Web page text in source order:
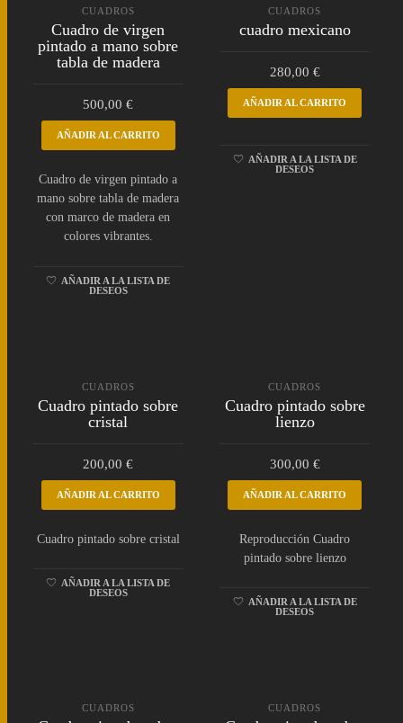
CUADROS
Cuadro de virgen
pintado a mano sobre
tabla de madera
500,00€
AÑADIR AL CARRITO
Cuadro de virgen pintado a
mano sobre tabla de madera
con marco de madera en
colores vibrantes.
AÑADIR A LA LISTA DE
DESEOS
CUADROS
cuadro mexicano
280,00 €
AÑADIR AL CARRITO
AÑADIR A LA LISTA DE
DESEOS
CUADROS
Cuadro pintado sobre
cristal
200,00€
AÑADIR AL CARRITO
Cuadro pintado sobre cristal
AÑADIR A LA LISTA DE
DESEOS
CUADROS
Cuadro pintado sobre
lienzo
300,00 €
AÑADIR AL CARRITO
Reproducción Cuadro
pintado sobre lienzo
AÑADIR A LA LISTA DE
DESEOS
CUADROS CUADROS